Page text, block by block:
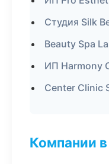
Студия Silk
Beauty Spa
ИП Harmony
Center Clinic
Компании